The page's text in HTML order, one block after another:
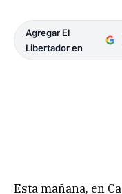
Agregar El
Libertador en
Esta mañana, en